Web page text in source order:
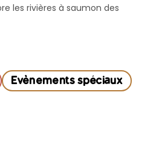
les rivières à saumon des
Evènements spéciaux